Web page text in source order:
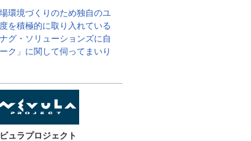
環境づくりのため独自のユ
を積極的に取り入れている
グ・ソリューションズに自
ク」に関して伺ってまいり
ュラプロジェクト